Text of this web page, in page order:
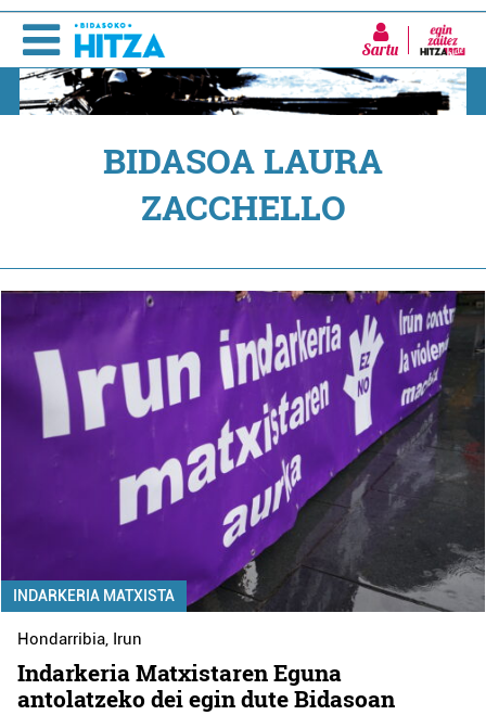
Sartu
BIDASOA LAURA
ZACCHELLO
INDARKERIA MATXISTA
Hondarribia, Irun
Indarkeria Matxistaren Eguna
antolatzeko dei egin dute Bidasoan